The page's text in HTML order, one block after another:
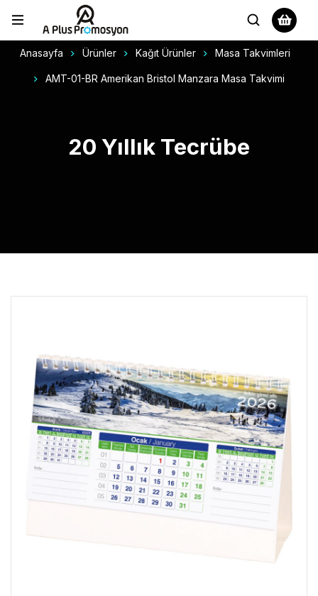
Anasayfa Ürünler Kağıt Ürünler Masa Takvimleri
AMT-01-BR Amerikan Bristol Manzara Masa Takvimi
20 Yıllık Tecrübe